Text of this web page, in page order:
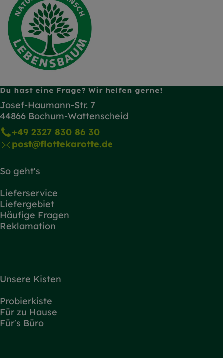
Du hast eine Frage? Wir helfen gerne!
Josef-Haumann-Str. 7
44866 Bochum-Wattenscheid
+49 2327 830 86 30
post@flottekarotte.de
So geht's
Lieferservice
Liefergebiet
Häufige Fragen
Reklamation
Unsere Kisten
Probierkiste
Für zu Hause
Für's Büro